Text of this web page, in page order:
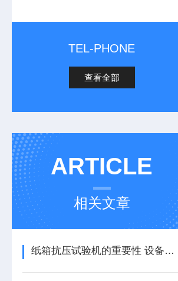
TEL-PHONE
查看全部
ARTICLE
相关文章
纸箱抗压试验机的重要性 设备特点